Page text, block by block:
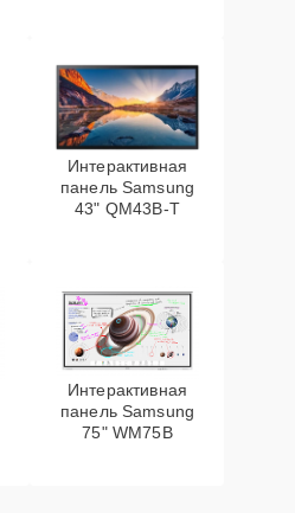
Интерактивная
панель Samsung
43" QM43B-T
Интерактивная
панель Samsung
75" WM75B